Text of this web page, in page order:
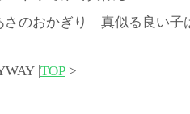
ぎり 真似る良い子は
|TOP >